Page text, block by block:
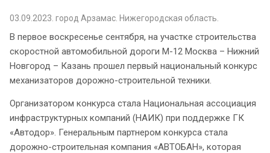
03.09.2023. город Арзамас. Нижегородская область.
В первое воскресенье сентября, на участке строительства
скоростной автомобильной дороги М-12 Москва – Нижний
Новгород – Казань прошел первый национальный конкурс
механизаторов дорожно-строительной техники.
Организатором конкурса стала Национальная ассоциация
инфраструктурных компаний (НАИК) при поддержке ГК
«Автодор». Генеральным партнером конкурса стала
дорожно-строительная компания «АВТОБАН», которая